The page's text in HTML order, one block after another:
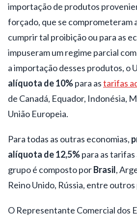
importação de produtos
forçado, que se comprometeram
cumprir tal proibição ou para as
impuseram um regime parcial
a importação desses produtos, o
alíquota de 10%para astarifas
de Canadá, Equador, Indonésia,
União Europeia.
Para todas as outras economias,
alíquota de 12,5%para as
grupo é composto porBrasil,
Reino Unido, Rússia, entre outros
O Representante Comercial dos